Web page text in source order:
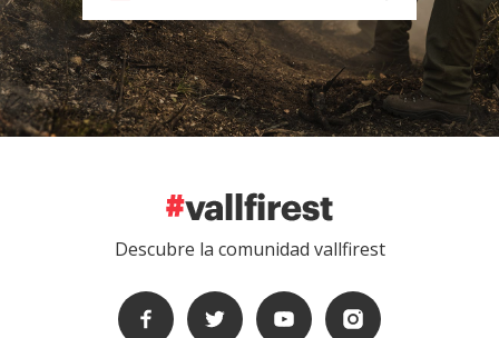
Descubre la comunidad vallfirest